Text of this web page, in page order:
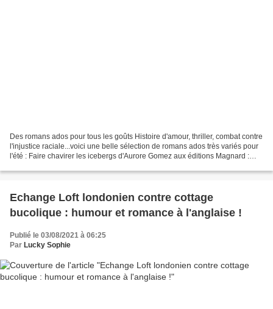
Des romans ados pour tous les goûts Histoire d'amour, thriller, combat contre
l'injustice raciale...voici une belle sélection de romans ados très variés pour
l'été : Faire chavirer les icebergs d'Aurore Gomez aux éditions Magnard :
Echange Loft londonien contre cottage
bucolique : humour et romance à l'anglaise !
Publié le 03/08/2021 à 06:25
Par Lucky Sophie